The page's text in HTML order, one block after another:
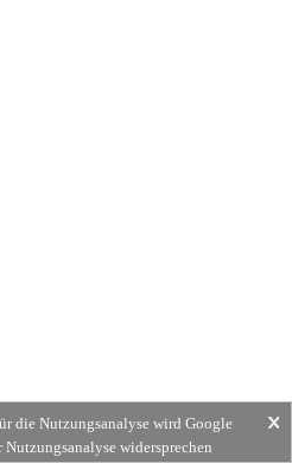
die Nutzungsanalyse wird Google
widersprechen